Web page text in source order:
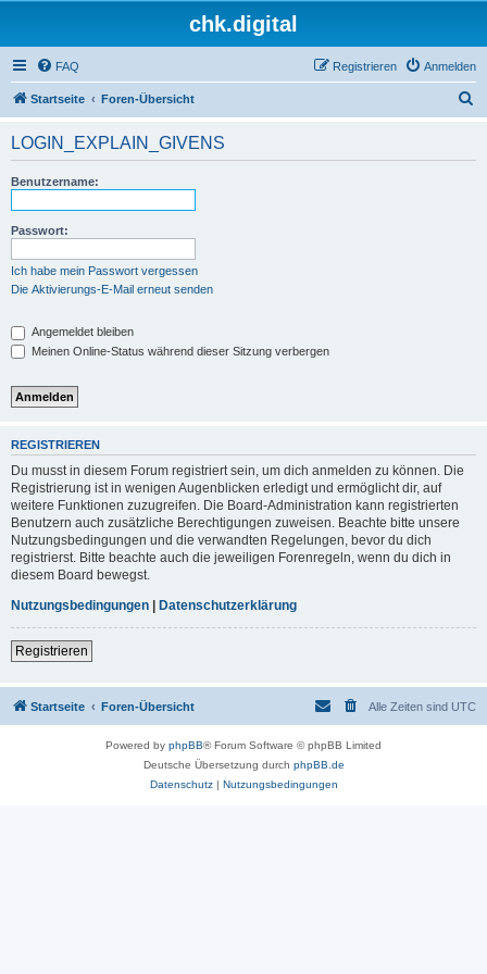
chk.digital
FAQ Anmelden
Registrieren
Startseite Foren-Übersicht
LOGIN_EXPLAIN_GIVENS
Benutzername:
Passwort:
Ich habe mein Passwort vergessen
Die Aktivierungs-E-Mail erneut senden
Angemeldet bleiben
Meinen Online-Status während dieser Sitzung verbergen
REGISTRIEREN
Du musst in diesem Forum registriert sein, um dich anmelden zu können. Die
Registrierung ist in wenigen Augenblicken erledigt und ermöglicht dir, auf
weitere Funktionen zuzugreifen. Die Board-Administration kann registrierten
Benutzern auch zusätzliche Berechtigungen zuweisen. Beachte bitte unsere
Nutzungsbedingungen und die verwandten Regelungen, bevor du dich
registrierst. Bitte beachte auch die jeweiligen Forenregeln, wenn du dich in
diesem Board bewegst.
Nutzungsbedingungen | Datenschutzerklärung
Registrieren
Startseite Foren-Übersicht Alle Zeiten sind UTC
Powered by phpBB® Forum Software © phpBB Limited
Deutsche Übersetzung durch phpBB.de
Datenschutz| Nutzungsbedingungen